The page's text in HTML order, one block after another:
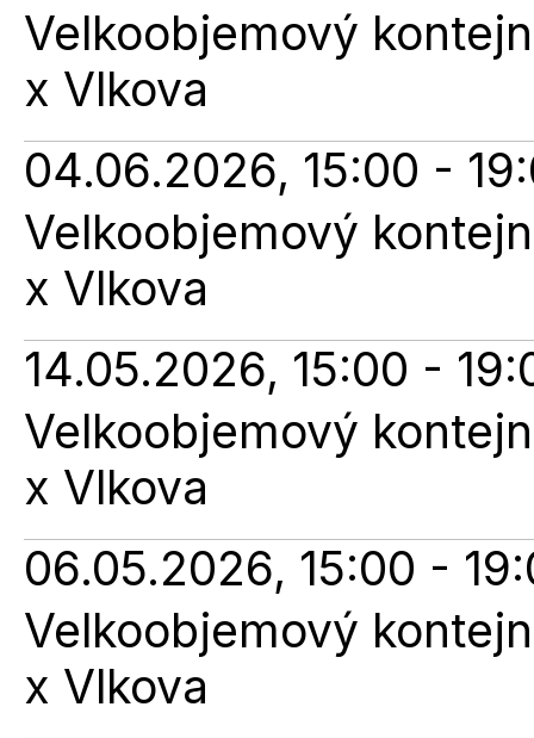
Velkoobjemový
x Vlkova
04.06.2026, 15:00 -
Velkoobjemový
x Vlkova
14.05.2026, 15:00 -
Velkoobjemový
x Vlkova
06.05.2026, 15:00 -
Velkoobjemový
x Vlkova